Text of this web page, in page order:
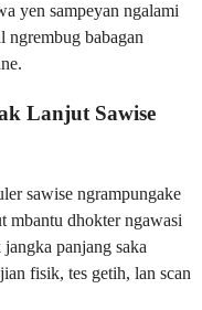
yen sampeyan ngalami
ngrembug babagan
Lanjut Sawise
sawise ngrampungake
mbantu dhokter ngawasi
panjang saka
fisik, tes getih, lan scan